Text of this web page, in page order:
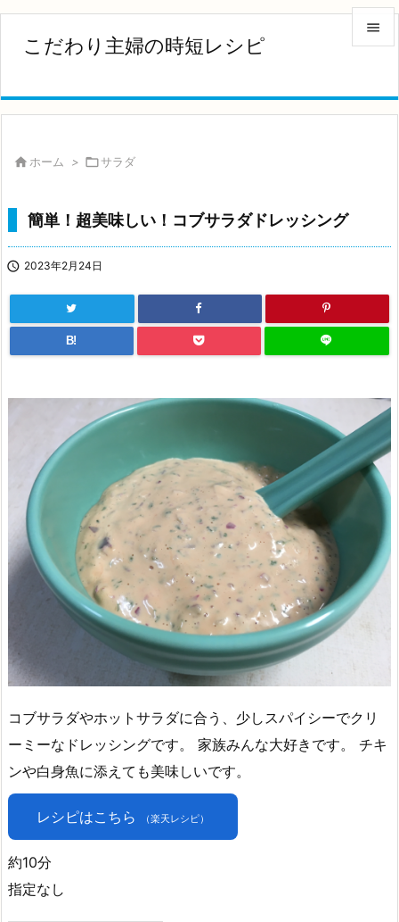
こだわり主婦の時短レシピ



 ホーム > サラダ
簡単！超美味しい！コブサラダドレッシング
 2023年2月24日
B!
コブサラダやホットサラダに合う、少しスパイシーでクリ
ーミーなドレッシングです。 家族みんな大好きです。 チキ
ンや白身魚に添えても美味しいです。
レシピはこちら （楽天レシピ）
約10分
指定なし